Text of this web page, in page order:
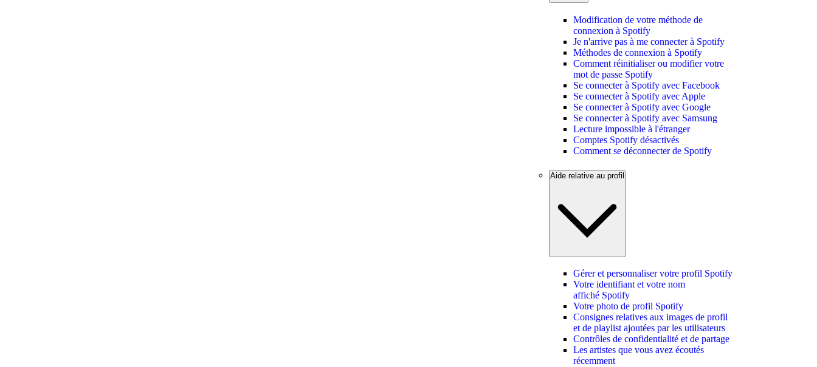
Modification de votre méthode de
connexion à Spotify
Je n'arrive pas à me connecter à Spotify
Méthodes de connexion à Spotify
Comment réinitialiser ou modifier votre
mot de passe Spotify
Se connecter à Spotify avec Facebook
Se connecter à Spotify avec Apple
Se connecter à Spotify avec Google
Se connecter à Spotify avec Samsung
Lecture impossible à l'étranger
Comptes Spotify désactivés
Comment se déconnecter de Spotify
Aide relative au profil
Gérer et personnaliser votre profil Spotify
Votre identifiant et votre nom
affiché Spotify
Votre photo de profil Spotify
Consignes relatives aux images de profil
et de playlist ajoutées par les utilisateurs
Contrôles de confidentialité et de partage
Les artistes que vous avez écoutés
récemment